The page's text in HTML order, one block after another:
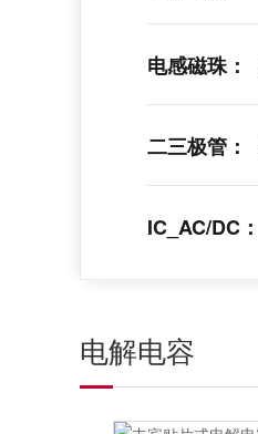
电感磁珠：
二三极管：
IC_AC/DC：
电解电容